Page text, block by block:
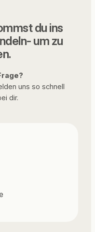
du ins
um zu
uns so schnell
dir.